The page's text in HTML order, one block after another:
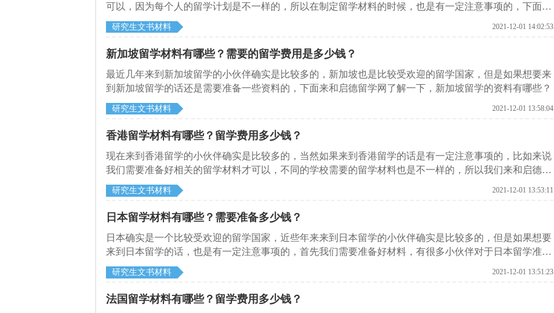
可以，因为每个人的留学计划是不一样的，所以在制定留学材料的时候，也是有一定注意事项的，下面来
和启德留学网了解一下，新西兰留学申请需要有哪些材料？
研究生文书材料 2021-12-01 14:02:53
新加坡留学材料有哪些？需要的留学费用是多少钱？
​最近几年来到新加坡留学的小伙伴确实是比较多的，新加坡也是比较受欢迎的留学国家，但是如果想要来
到新加坡留学的话还是需要准备一些资料的，下面来和启德留学网了解一下，新加坡留学的资料有哪些？
研究生文书材料 2021-12-01 13:58:04
香港留学材料有哪些？留学费用多少钱？
​现在来到香港留学的小伙伴确实是比较多的，当然如果来到香港留学的话是有一定注意事项的，比如来说
我们需要准备好相关的留学材料才可以，不同的学校需要的留学材料也是不一样的，所以我们来和启德留
学网一起了解一下香港留学需要准备什么材料。
研究生文书材料 2021-12-01 13:53:11
日本留学材料有哪些？需要准备多少钱？
​日本确实是一个比较受欢迎的留学国家，近些年来来到日本留学的小伙伴确实是比较多的，但是如果想要
来到日本留学的话，也是有一定注意事项的，首先我们需要准备好材料，有很多小伙伴对于日本留学准备
的材料并不了解，下面来和启德留学网了解一下，来日本留学需要准备哪些材料？
研究生文书材料 2021-12-01 13:51:23
法国留学材料有哪些？留学费用多少钱？